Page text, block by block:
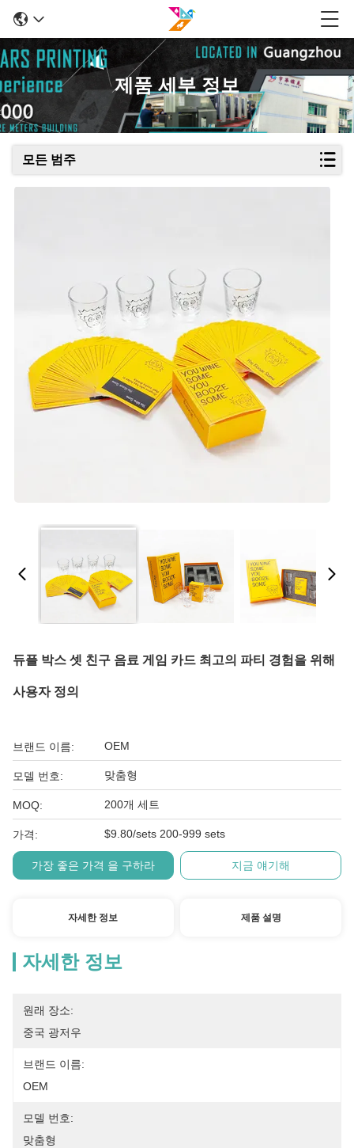
제품 세부 정보
모든 범주
듀플 박스 셋 친구 음료 게임 카드 최고의 파티 경험을 위해
사용자 정의
브랜드 이름: OEM
모델 번호: 맞춤형
MOQ: 200개 세트
가격: $9.80/sets 200-999 sets
가장 좋은 가격 을 구하라 지금 얘기해
자세한 정보 제품 설명
자세한 정보
원래 장소:
중국 광저우
브랜드 이름:
OEM
모델 번호:
맞춤형